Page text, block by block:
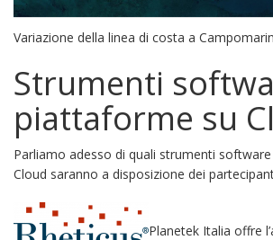
Variazione della linea di costa a
Strumenti
piattaforme su
Parliamo adesso di quali strumenti
Cloud saranno a disposizione dei
Planetek Italia offre